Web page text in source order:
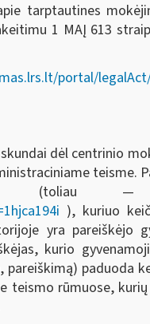
tarptautines
1 MAĮ 613
portal/
dėl centrinio
teisme.
), kuriuo
yra pareiškėjo
kurio
paduoda
rūmuose,